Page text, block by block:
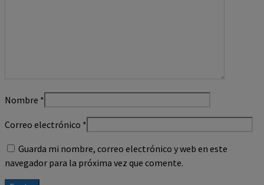
Nombre *
Correo electrónico *
Guarda mi nombre, correo electrónico y web en este
navegador para la próxima vez que comente.